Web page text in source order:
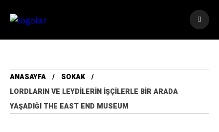
ANASAYFA
SOKAK
LORDLARIN VE LEYDILERIN İŞÇILERLE BIR ARADA
YAŞADIĞI THE EAST END MUSEUM